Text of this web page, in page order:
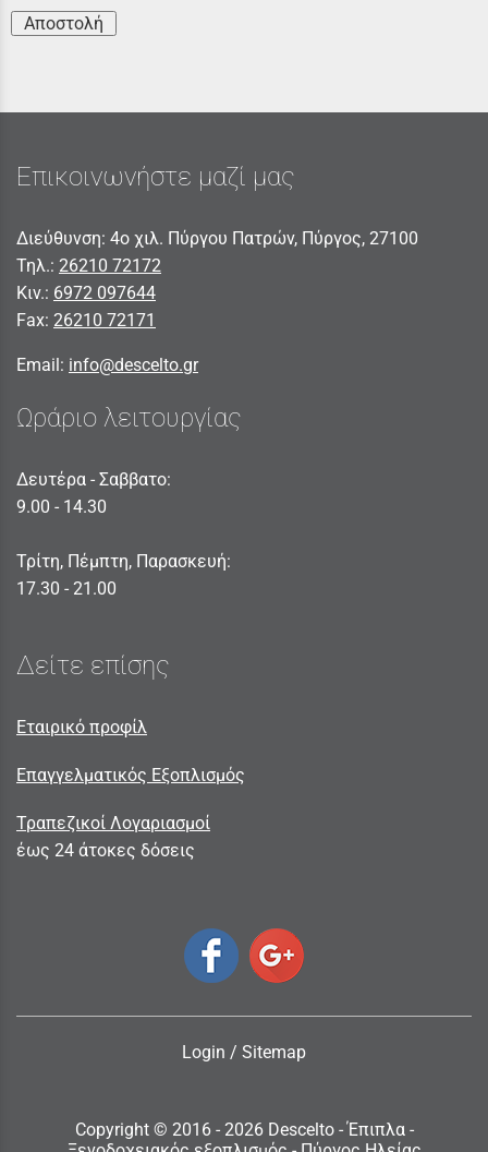
Αποστολή
Επικοινωνήστε μαζί μας
Διεύθυνση: 4ο χιλ. Πύργου Πατρών, Πύργος, 27100
Τηλ.: 26210 72172
Κιν.: 6972 097644
Fax: 26210 72171
Email: info@descelto.gr
Ωράριο λειτουργίας
Δευτέρα - Σαββατο:
9.00 - 14.30
Τρίτη, Πέμπτη, Παρασκευή:
17.30 - 21.00
Δείτε επίσης
Εταιρικό προφίλ
Επαγγελματικός Εξοπλισμός
Τραπεζικοί Λογαριασμοί
έως 24 άτοκες δόσεις
Login / Sitemap
Copyright © 2016 - 2026 Descelto - Έπιπλα -